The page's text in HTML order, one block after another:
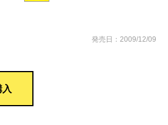
発売日：2009/12/09